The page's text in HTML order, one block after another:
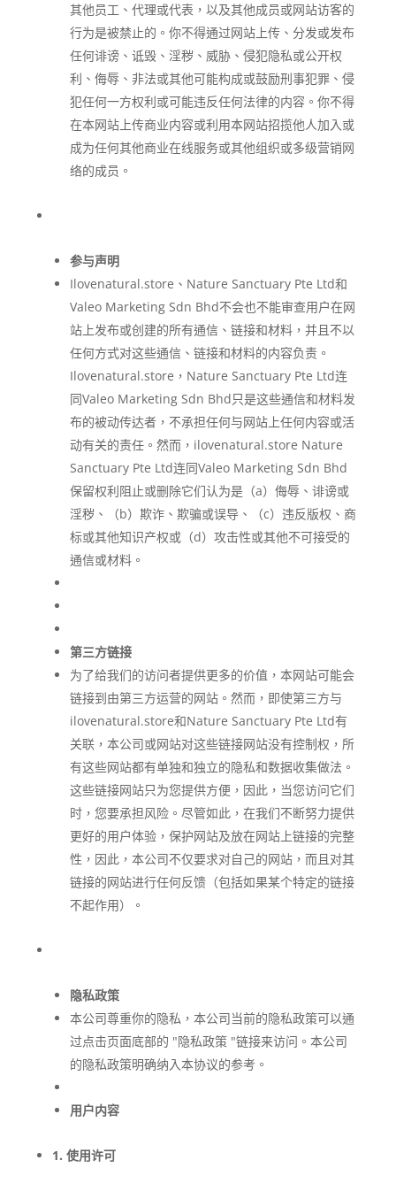
其他员工、代理或代表，以及其他成员或网站访客的
行为是被禁止的。你不得通过网站上传、分发或发布
任何诽谤、诋毁、淫秽、威胁、侵犯隐私或公开权
利、侮辱、非法或其他可能构成或鼓励刑事犯罪、侵
犯任何一方权利或可能违反任何法律的内容。你不得
在本网站上传商业内容或利用本网站招揽他人加入或
成为任何其他商业在线服务或其他组织或多级营销网
络的成员。
参与声明
Ilovenatural.store、Nature Sanctuary Pte Ltd和
Valeo Marketing Sdn Bhd不会也不能审查用户在网
站上发布或创建的所有通信、链接和材料，并且不以
任何方式对这些通信、链接和材料的内容负责。
Ilovenatural.store，Nature Sanctuary Pte Ltd连
同Valeo Marketing Sdn Bhd只是这些通信和材料发
布的被动传达者，不承担任何与网站上任何内容或活
动有关的责任。然而，ilovenatural.store Nature
Sanctuary Pte Ltd连同Valeo Marketing Sdn Bhd
保留权利阻止或删除它们认为是（a）侮辱、诽谤或
淫秽、（b）欺诈、欺骗或误导、（c）违反版权、商
标或其他知识产权或（d）攻击性或其他不可接受的
通信或材料。
第三方链接
为了给我们的访问者提供更多的价值，本网站可能会
链接到由第三方运营的网站。然而，即使第三方与
ilovenatural.store和Nature Sanctuary Pte Ltd有
关联，本公司或网站对这些链接网站没有控制权，所
有这些网站都有单独和独立的隐私和数据收集做法。
这些链接网站只为您提供方便，因此，当您访问它们
时，您要承担风险。尽管如此，在我们不断努力提供
更好的用户体验，保护网站及放在网站上链接的完整
性，因此，本公司不仅要求对自己的网站，而且对其
链接的网站进行任何反馈（包括如果某个特定的链接
不起作用）。
隐私政策
本公司尊重你的隐私，本公司当前的隐私政策可以通
过点击页面底部的 "隐私政策 "链接来访问。本公司
的隐私政策明确纳入本协议的参考。
用户内容
1. 使用许可